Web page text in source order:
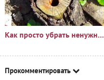
Как просто убрать ненужный пень?🪵
Прокомментировать